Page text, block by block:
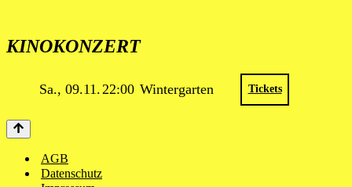
KINOKONZERT
Sa., 09.11.22:00 Wintergarten Tickets
AGB
Datenschutz